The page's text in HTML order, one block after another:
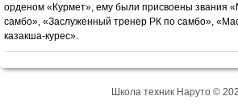
орденом «Курмет», ему были присвоены звания
самбо», «Заслуженный тренер РК по самбо»,
казакша-курес».
Школа техник Наруто ©